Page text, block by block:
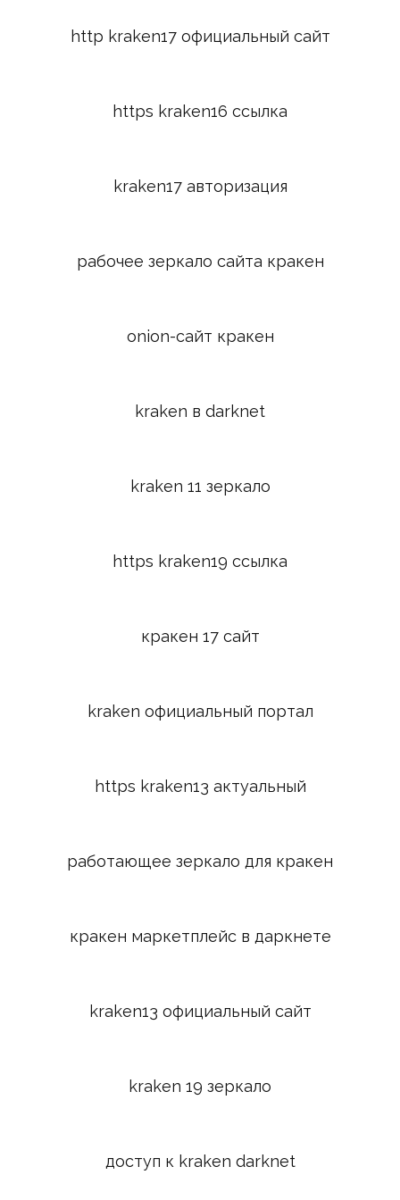
http kraken17 официальный сайт
https kraken16 ссылка
kraken17 авторизация
рабочее зеркало сайта кракен
onion-сайт кракен
kraken в darknet
kraken 11 зеркало
https kraken19 ссылка
кракен 17 сайт
kraken официальный портал
https kraken13 актуальный
работающее зеркало для кракен
кракен маркетплейс в даркнете
kraken13 официальный сайт
kraken 19 зеркало
доступ к kraken darknet